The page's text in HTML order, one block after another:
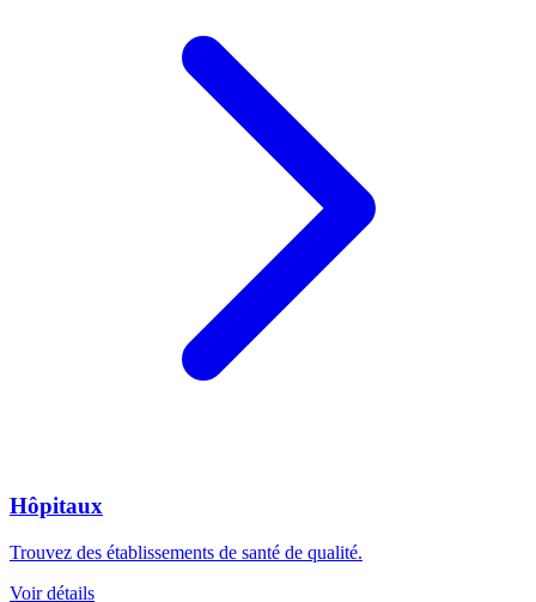
Hôpitaux
Trouvez des établissements de santé de qualité.
Voir détails